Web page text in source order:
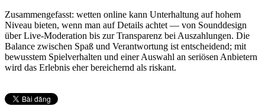
Zusammengefasst: wetten online kann Unterhaltung auf hohem
Niveau bieten, wenn man auf Details achtet — von Sounddesign
über Live-Moderation bis zur Transparenz bei Auszahlungen. Die
Balance zwischen Spaß und Verantwortung ist entscheidend; mit
bewusstem Spielverhalten und einer Auswahl an seriösen Anbietern
wird das Erlebnis eher bereichernd als riskant.